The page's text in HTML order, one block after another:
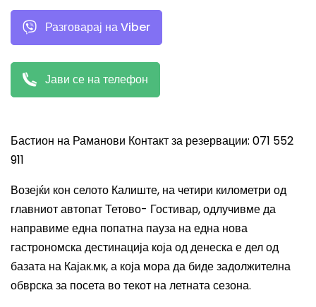
Разговарај на Viber
Јави се на телефон
Бастион на Раманови Контакт за резервации: 071 552
911
Возејќи кон селото Калиште, на четири километри од
главниот автопат Тетово- Гостивар, одлучивме да
направиме една попатна пауза на една нова
гастрономска дестинација која од денеска е дел од
базата на Кајак.мк, а која мора да биде задолжителна
обврска за посета во текот на летната сезона.